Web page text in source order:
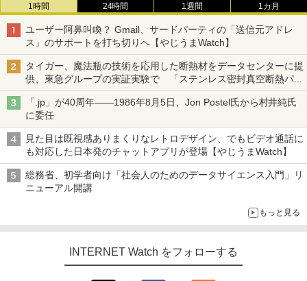
1時間 24時間 1週間 1カ月
ユーザー阿鼻叫喚？ Gmail、サードパーティの「送信元アドレ
ス」のサポートを打ち切りへ【やじうまWatch】
タイガー、魔法瓶の技術を応用した断熱材をデータセンターに提
供、東急グループの実証実験で 「ステンレス密封真空断熱パネ
ル TIVIP」
「.jp」が40周年――1986年8月5日、Jon Postel氏から村井純氏
に委任
見た目は既視感ありまくりなレトロデザイン、でもビデオ通話に
も対応した日本発のチャットアプリが登場【やじうまWatch】
総務省、初学者向け「社会人のためのデータサイエンス入門」リ
ニューアル開講
もっと見る
INTERNET Watch をフォローする